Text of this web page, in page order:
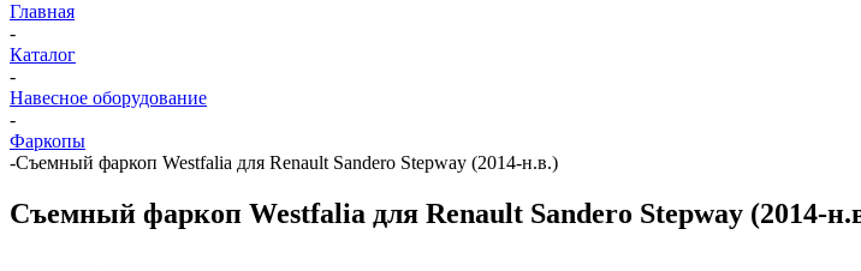
Главная
-
Каталог
-
Навесное оборудование
-
Фаркопы
-Съемный фаркоп Westfalia для Renault Sandero Stepway (2014-н.в.)
Съемный фаркоп Westfalia для Renault Sandero Stepway (2014-